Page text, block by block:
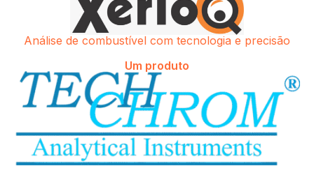
Análise de combustível com tecnologia e precisão
Um produto